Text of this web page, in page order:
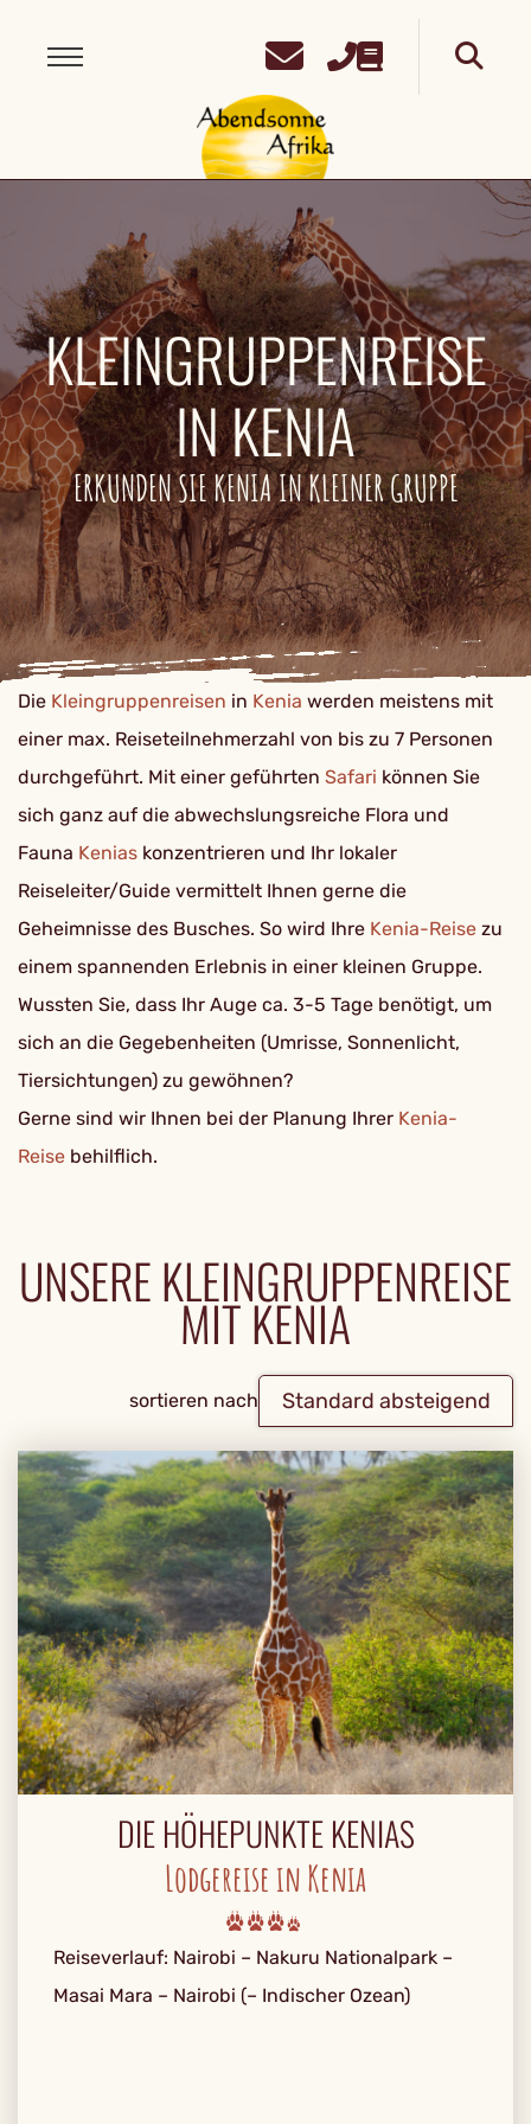
KLEINGRUPPENREISE
IN KENIA
ERKUNDEN SIE KENIA IN KLEINER GRUPPE
Die Kleingruppenreisen in Kenia werden meistens mit
einer max. Reiseteilnehmerzahl von bis zu 7 Personen
durchgeführt. Mit einer geführten Safari können Sie
sich ganz auf die abwechslungsreiche Flora und
Fauna Kenias konzentrieren und Ihr lokaler
Reiseleiter/Guide vermittelt Ihnen gerne die
Geheimnisse des Busches. So wird Ihre Kenia-Reise zu
einem spannenden Erlebnis in einer kleinen Gruppe.
Wussten Sie, dass Ihr Auge ca. 3-5 Tage benötigt, um
sich an die Gegebenheiten (Umrisse, Sonnenlicht,
Tiersichtungen) zu gewöhnen?
Gerne sind wir Ihnen bei der Planung Ihrer Kenia-
Reise behilflich.
UNSERE KLEINGRUPPENREISE
MIT KENIA
sortieren nach Standard absteigend
DIE HÖHEPUNKTE KENIAS
Lodgereise in Kenia
Reiseverlauf: Nairobi – Nakuru Nationalpark –
Masai Mara – Nairobi (– Indischer Ozean)